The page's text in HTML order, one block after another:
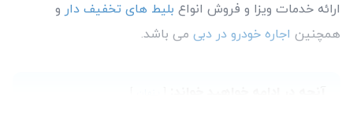
ارائه خدمات ویزا و فروش انواع بلیط های تخفیف دار و
همچنین اجاره خودرو در دبی می باشد.